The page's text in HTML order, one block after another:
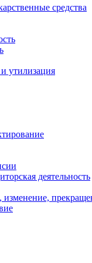
средства
утилизация
деятельность